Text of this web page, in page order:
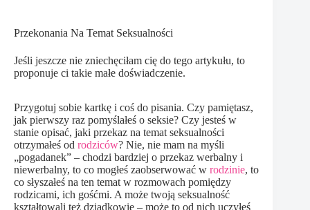
Przekonania Na Temat Seksualności
Jeśli jeszcze nie zniechęciłam cię do tego artykułu, to
proponuje ci takie małe doświadczenie.
Przygotuj sobie kartkę i coś do pisania. Czy pamiętasz,
jak pierwszy raz pomyślałeś o seksie? Czy jesteś w
stanie opisać, jaki przekaz na temat seksualności
otrzymałeś od rodziców? Nie, nie mam na myśli
„pogadanek” – chodzi bardziej o przekaz werbalny i
niewerbalny, to co mogłeś zaobserwować w rodzinie, to
co słyszałeś na ten temat w rozmowach pomiędzy
rodzicami, ich gośćmi. A może twoją seksualność
kształtowali też dziadkowie – może to od nich uczyłeś